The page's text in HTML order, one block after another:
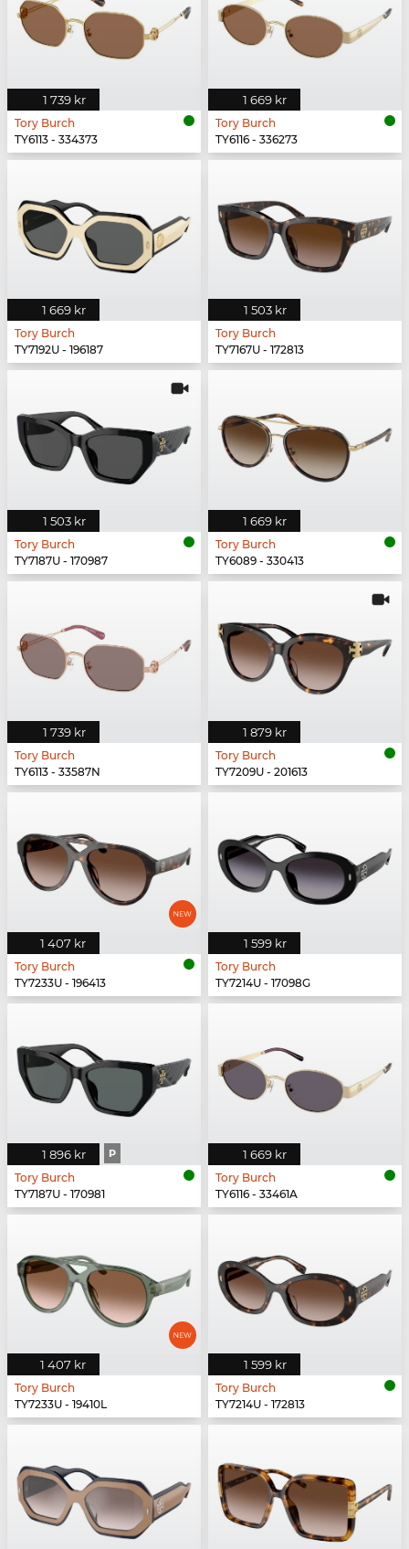
1 739 kr
Tory Burch
TY6113 - 334373
1 669 kr
Tory Burch
TY6116 - 336273
1 669 kr
Tory Burch
TY7192U - 196187
1 503 kr
Tory Burch
TY7167U - 172813
1 503 kr
Tory Burch
TY7187U - 170987
1 669 kr
Tory Burch
TY6089 - 330413
1 739 kr
Tory Burch
TY6113 - 33587N
1 879 kr
Tory Burch
TY7209U - 201613
1 407 kr
Tory Burch
TY7233U - 196413
1 599 kr
Tory Burch
TY7214U - 17098G
1 896 kr P
Tory Burch
TY7187U - 170981
1 669 kr
Tory Burch
TY6116 - 33461A
1 407 kr
Tory Burch
TY7233U - 19410L
1 599 kr
Tory Burch
TY7214U - 172813